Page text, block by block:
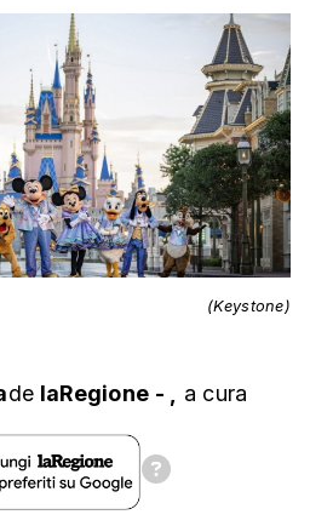
(Keystone)
de laRegione - , a cura